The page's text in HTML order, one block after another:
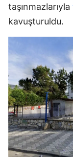
taşınmazlarıyla
kavuşturuldu.